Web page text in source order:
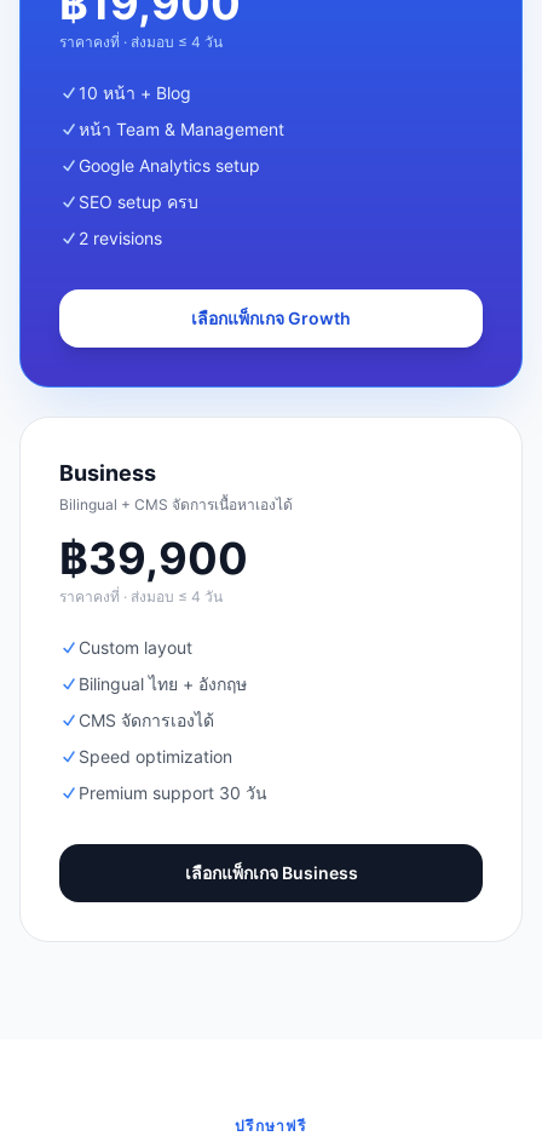
ราคาคงที่ · ส่งมอบ ≤ 4 วัน
10 หน้า + Blog
หน้า Team & Management
Google Analytics setup
SEO setup ครบ
2 revisions
เลือกแพ็กเกจGrowth
Business
Bilingual + CMS จัดการเนื้อหาเองได้
฿39,900
ราคาคงที่ · ส่งมอบ ≤ 4 วัน
Custom layout
Bilingual ไทย + อังกฤษ
CMS จัดการเองได้
Speed optimization
Premium support 30 วัน
เลือกแพ็กเกจ Business
ปรึกษาฟรี